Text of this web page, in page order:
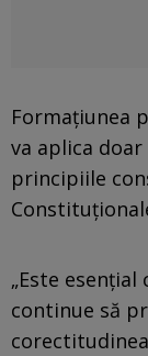
Formaţiunea
va aplica
principiile
„Este
continue să